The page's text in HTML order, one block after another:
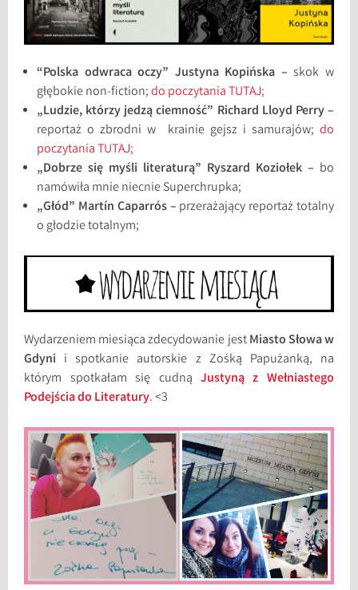
“Polska odwraca oczy” Justyna Kopińska –skok w
głębokie non-fiction;do poczytania TUTAJ;
„Ludzie, którzy jedzą ciemność” Richard Lloyd Perry –
reportaż o zbrodni w krainie gejsz i samurajów; do
poczytania TUTAJ;
„Dobrze się myśli literaturą” Ryszard Koziołek – bo
namówiła mnie niecnie Superchrupka;
„Głód” Martín Caparrós – przerażający reportaż totalny
o głodzie totalnym;
Wydarzeniem miesiąca zdecydowanie jestMiasto Słowa w
Gdyni i spotkanie autorskie z Zośką Papużanką, na
którym spotkałam się cudną Justyną z Wełniastego
Podejścia do Literatury.<3